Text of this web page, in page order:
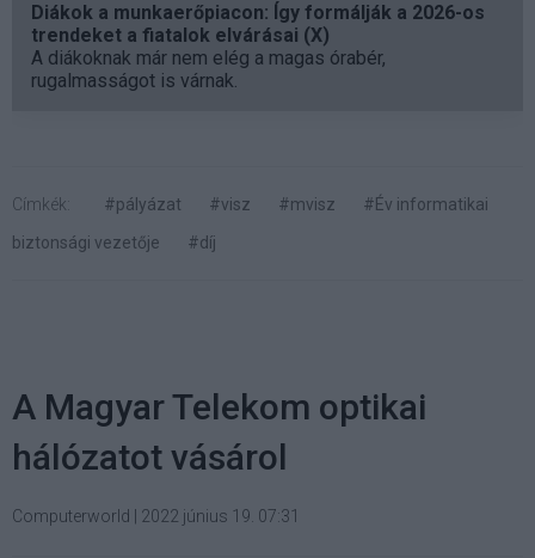
Diákok a munkaerőpiacon: Így formálják a 2026-os
trendeket a fiatalok elvárásai (X)
A diákoknak már nem elég a magas órabér,
rugalmasságot is várnak.
Címkék: #pályázat #visz #mvisz
#Év informatikai
biztonsági vezetője
#díj
A Magyar Telekom optikai
hálózatot vásárol
Computerworld 2022 június 19. 07:31